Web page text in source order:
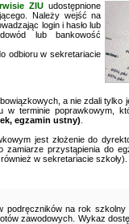
ZIU udostępnione
Należy wejść na
login i hasło lub
lub bankowość
odbioru w sekretariacie
a nie zdali tylko
w terminie poprawkowym,
egzamin ustny)
jest złożenie do
zamiarze przystąpienia do
w sekretariacie szkoły).
podręczników na rok szkolny
zawodowych. Wykaz